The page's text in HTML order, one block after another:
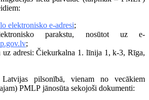
elektronisko e-adresi;
parakstu, nosūtot uz e-
;
uz adresi: Čiekurkalna 1. līnija 1, k-3, Rīga,
pilsonībā, vienam no vecākiem
PMLP jānosūta sekojoši dokumenti: